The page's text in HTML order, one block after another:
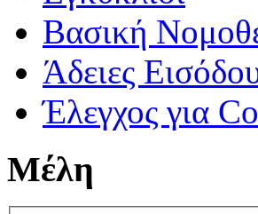
Βασική
Άδειες
Έλεγχος για
Μέλη